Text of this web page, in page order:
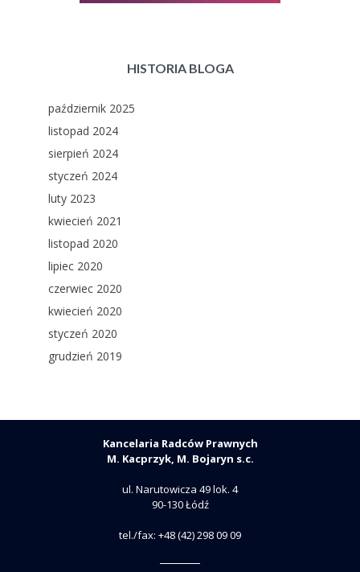
HISTORIA BLOGA
październik 2025
listopad 2024
sierpień 2024
styczeń 2024
luty 2023
kwiecień 2021
listopad 2020
lipiec 2020
czerwiec 2020
kwiecień 2020
styczeń 2020
grudzień 2019
Kancelaria Radców Prawnych
M. Kacprzyk, M. Bojaryn s.c.
ul. Narutowicza 49 lok. 4
90-130 Łódź
tel./fax: +48 (42) 298 09 09